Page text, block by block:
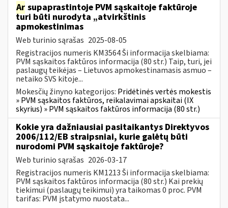
Ar supaprastintoje PVM sąskaitoje faktūroje
turi būti nurodyta „atvirkštinis
apmokestinimas
Web turinio sąrašas 2025-08-05
Registracijos numeris KM3564 Ši informacija skelbiama:
PVM sąskaitos faktūros informacija (80 str.) Taip, turi, jei
paslaugų teikėjas – Lietuvos apmokestinamasis asmuo –
netaiko SVS kitoje...
Mokesčių žinyno kategorijos: Pridėtinės vertės mokestis
» PVM sąskaitos faktūros, reikalavimai apskaitai (IX
skyrius) » PVM sąskaitos faktūros informacija (80 str.)
Kokie yra dažniausiai pasitaikantys Direktyvos
2006/112/EB straipsniai, kurie galėtų būti
nurodomi PVM sąskaitoje faktūroje?
Web turinio sąrašas 2026-03-17
Registracijos numeris KM1213 Ši informacija skelbiama:
PVM sąskaitos faktūros informacija (80 str.) Kai prekių
tiekimui (paslaugų teikimui) yra taikomas 0 proc. PVM
tarifas: PVM įstatymo nuostata...